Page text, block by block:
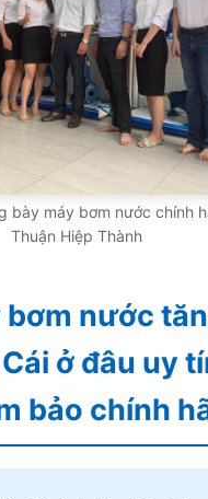
bày máy bơm nước chính
Thuận Hiệp Thành
bơm nước
ở đâu uy
bảo chính